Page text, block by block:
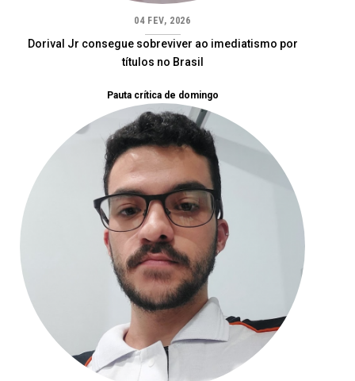
04 FEV, 2026
Dorival Jr consegue sobreviver ao imediatismo por
títulos no Brasil
Pauta crítica de domingo